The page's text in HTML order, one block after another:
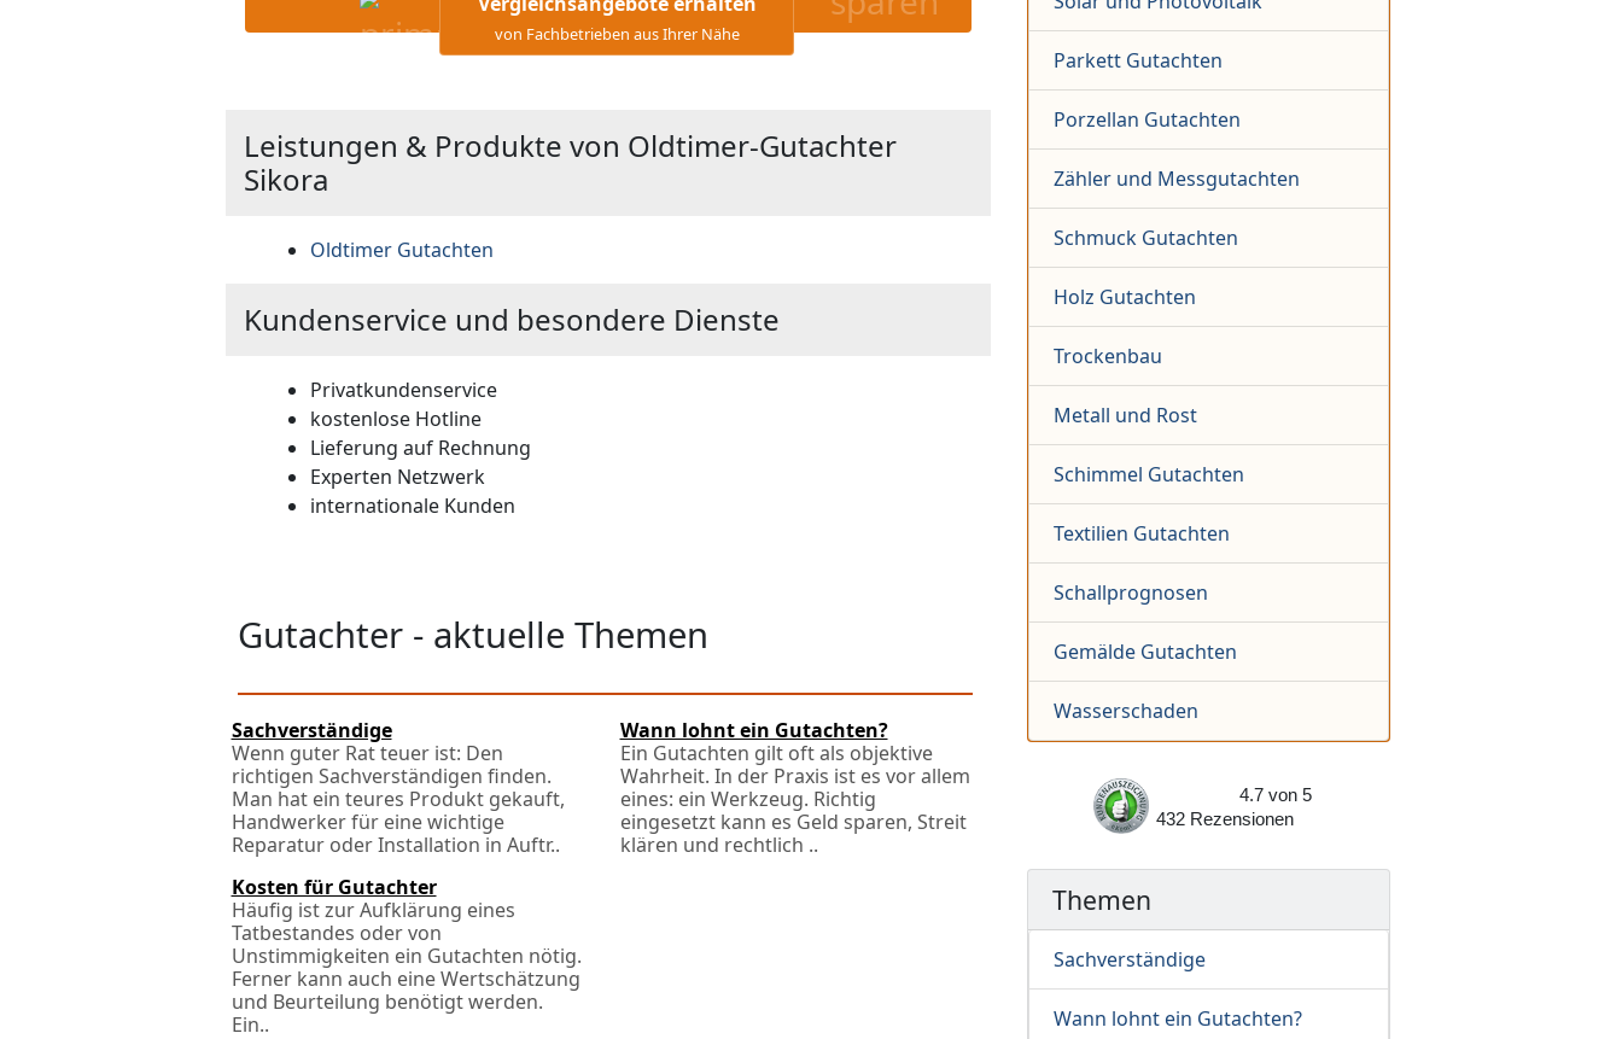
von Fachbetrieben aus Ihrer Nähe
Leistungen & Produkte von Oldtimer-Gutachter
Sikora
Oldtimer Gutachten
Kundenservice und besondere Dienste
Privatkundenservice
kostenlose Hotline
Lieferung auf Rechnung
Experten Netzwerk
internationale Kunden
Gutachter - aktuelle Themen
Sachverständige
Wenn guter Rat teuer ist: Den
richtigen Sachverständigen finden.
Man hat ein teures Produkt gekauft,
Handwerker für eine wichtige
Reparatur oder Installation in Auftr..
Wann lohnt ein Gutachten?
Ein Gutachten gilt oft als objektive
Wahrheit. In der Praxis ist es vor allem
eines: ein Werkzeug. Richtig
eingesetzt kann es Geld sparen, Streit
klären und rechtlich ..
Kosten für Gutachter
Häufig ist zur Aufklärung eines
Tatbestandes oder von
Unstimmigkeiten ein Gutachten nötig.
Ferner kann auch eine Wertschätzung
und Beurteilung benötigt werden.
Ein..
Parkett Gutachten
Porzellan Gutachten
Zähler und Messgutachten
Schmuck Gutachten
Holz Gutachten
Trockenbau
Metall und Rost
Schimmel Gutachten
Textilien Gutachten
Schallprognosen
Gemälde Gutachten
Wasserschaden
4.7 von5
432
Rezensionen
Themen
Sachverständige
Wann lohnt ein Gutachten?